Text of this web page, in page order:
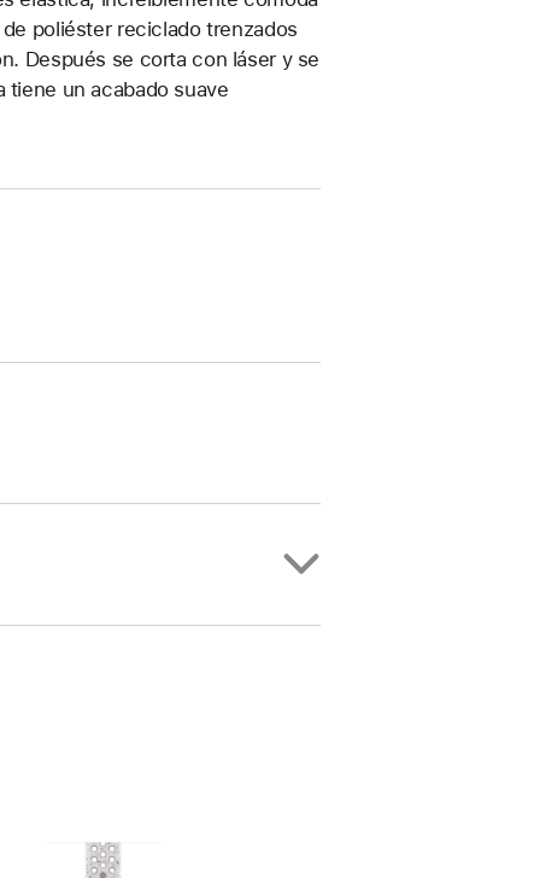
poliéster reciclado trenzados
Después se corta con láser y se
tiene un acabado suave